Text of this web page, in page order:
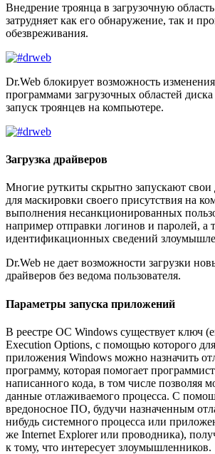
Внедрение троянца в загрузочную
затрудняет как его обнаружение, так и
обезвреживания.
Dr.Web блокирует возможность
программами загрузочных областей
запуск троянцев на компьютере.
Загрузка драйверов
Многие руткиты скрытно запускают
для маскировки своего присутствия на
выполнения несанкционированных
например отправки логинов и паролей, а
идентификационных сведений
Dr.Web не дает возможности загрузки
драйверов без ведома пользователя.
Параметры запуска приложений
В реестре ОС Windows существует ключ
Execution Options, с помощью которого
приложения Windows можно назначить
программу, которая помогает
написанного кода, в том числе позволяя
данные отлаживаемого процесса. С
вредоносное ПО, будучи назначенным
нибудь системного процесса или
же Internet Explorer или проводника),
к тому, что интересует злоумышленников.